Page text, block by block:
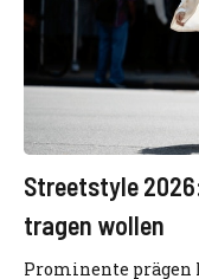
Streetstyle
tragen wollen
Prominente prägen